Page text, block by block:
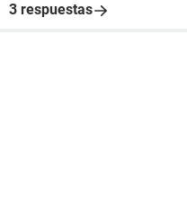
3 respuestas